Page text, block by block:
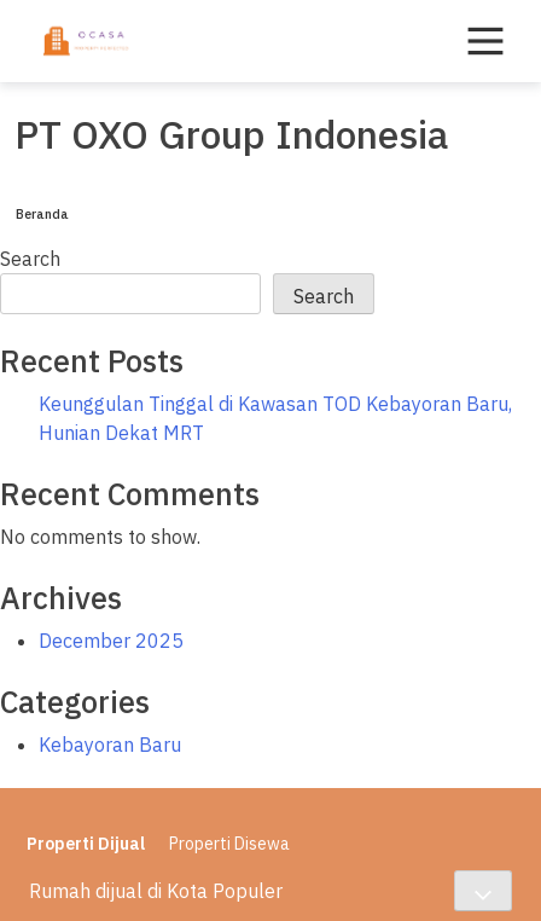
PT OXO Group Indonesia
Beranda
Search
Search
Recent Posts
Keunggulan Tinggal di Kawasan TOD Kebayoran Baru,
Hunian Dekat MRT
Recent Comments
No comments to show.
Archives
December 2025
Categories
Kebayoran Baru
Properti Dijual Properti Disewa
Rumah dijual di Kota Populer